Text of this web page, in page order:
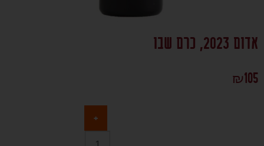
אדום 2023, כרם שבו
₪105
+